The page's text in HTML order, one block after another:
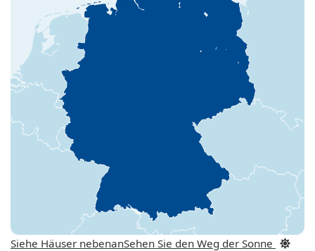
Siehe Häuser nebenanSehen Sie den Weg der Sonne